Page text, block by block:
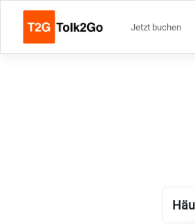
Jetzt buchen